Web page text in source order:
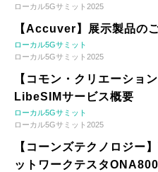
ローカル5Gサミット2025
【Accuver】展示製品の
ローカル5Gサミット
ローカル5Gサミット2025
【コモン・クリエーショ
LibeSIMサービス概要
ローカル5Gサミット
ローカル5Gサミット2025
【コーンズテクノロジ
ットワークテスタ